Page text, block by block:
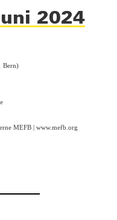
2024
Bern)
MEFB | www.mefb.org